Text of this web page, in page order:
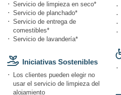
Servicio de limpieza en seco*
Servicio de planchado*
Servicio de entrega de
comestibles*
Servicio de lavandería*
Iniciativas Sostenibles
Los clientes pueden elegir no
usar el servicio de limpieza del
alojamiento